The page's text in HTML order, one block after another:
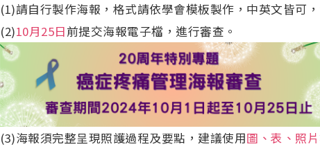
(1)請自行製作海報，格式請依學會模板製作，中英文皆可
(2)10月25日前提交海報電子檔，進行審查。
(3)海報須完整呈現照護過程及要點，建議使用圖、表、照